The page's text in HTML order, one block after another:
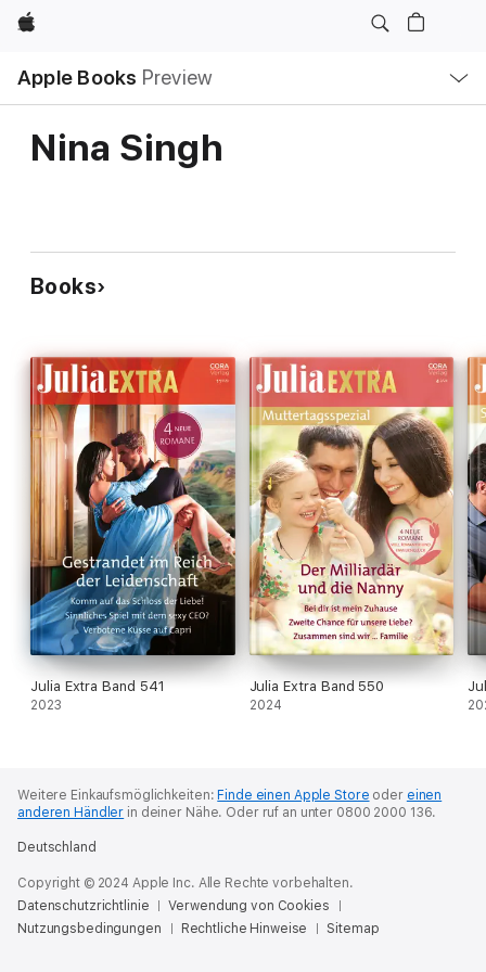
Apple
Apple Books Preview
Nav
Open
Menu
Nina Singh
Books
Julia Extra Band 541
2023
Julia Extra Band 550
2024
Weitere Einkaufsmöglichkeiten:Finde einen Apple Store oder einen
anderen Händler in deiner Nähe. Oder ruf an unter 0800 2000 136.
Deutschland
Copyright © 2024 Apple Inc. Alle Rechte vorbehalten.
Datenschutzrichtlinie
Verwendung von Cookies
Nutzungsbedingungen
Rechtliche Hinweise Sitemap